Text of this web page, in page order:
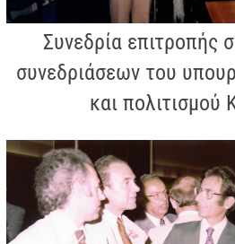
Συνεδρία επιτροπής
συνεδριάσεων του
και πολιτισμού